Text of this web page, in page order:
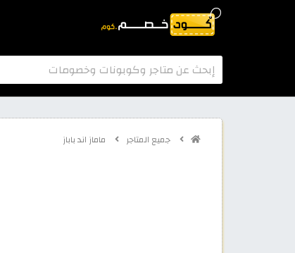
جميع المتاجر ماماز اند باباز